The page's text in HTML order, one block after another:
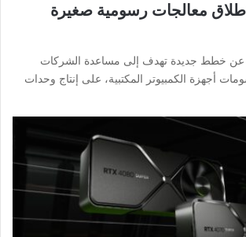
معالجات رسومية صغيرة
عن خطط جديدة تهدف إلى مساعدة الشركات
أجهزة الكمبيوتر المكتبية، على إنتاج وحدات